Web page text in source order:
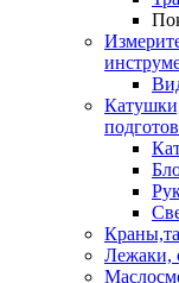
Лежаки,